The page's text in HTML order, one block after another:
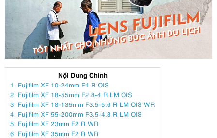
Nội Dung Chính
1. Fujifilm XF 10-24mm F4 R OIS
2. Fujifilm XF 18-55mm F2.8-4 R LM OIS
3. Fujifilm XF 18-135mm F3.5-5.6 R LM OIS WR
4. Fujifilm XF 55-200mm F3.5-4.8 R LM OIS
5. Fujifilm XF 23mm F2 R WR
6. Fujifilm XF 35mm F2 R WR